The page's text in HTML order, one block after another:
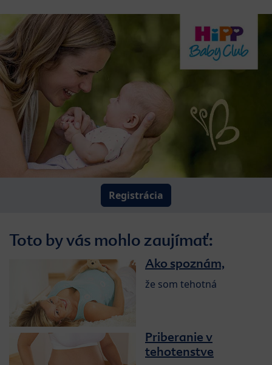
Registrácia
Toto by vás mohlo zaujímať:
Ako spoznám,
že som tehotná
Priberanie v
tehotenstve